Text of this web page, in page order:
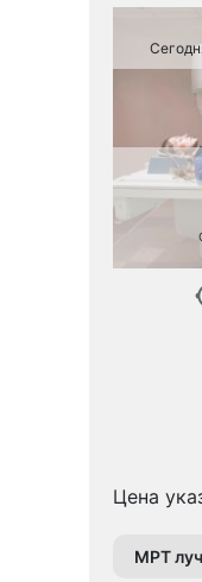
Цена
МРТ